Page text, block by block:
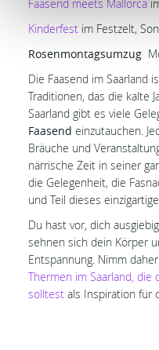
Faasend meets Mallorca
Kinderfest im Festzelt,
Rosenmontagsumzug
Die Faasend im Saarland
Traditionen, das die kalte
Saarland gibt es viele
Faasend einzutauchen.
Bräuche und
närrische Zeit in seiner
die Gelegenheit, die
und Teil dieses
Du hast vor, dich
sehnen sich dein Körper
Entspannung. Nimm
Thermen im Saarland,
solltest als Inspiration für